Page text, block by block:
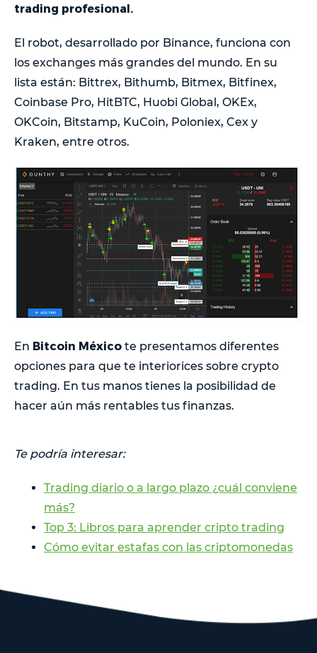
trading profesional.
El robot, desarrollado por Binance, funciona con
los exchanges más grandes del mundo. En su
lista están: Bittrex, Bithumb, Bitmex, Bitfinex,
Coinbase Pro, HitBTC, Huobi Global, OKEx,
OKCoin, Bitstamp, KuCoin, Poloniex, Cex y
Kraken, entre otros.
En Bitcoin México te presentamos diferentes
opciones para que te interiorices sobre crypto
trading. En tus manos tienes la posibilidad de
hacer aún más rentables tus finanzas.
Te podría interesar:
Trading diario o a largo plazo ¿cuál conviene
más?
Top 3: Libros para aprender cripto trading
Cómo evitar estafas con las criptomonedas